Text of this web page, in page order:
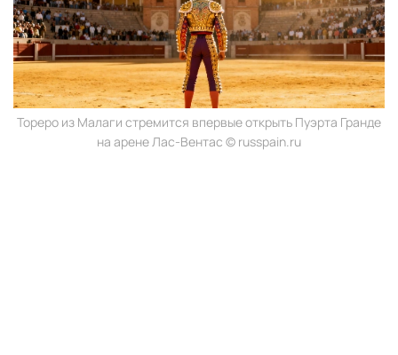
Тореро из Малаги стремится впервые открыть Пуэрта Гранде
на арене Лас-Вентас © russpain.ru